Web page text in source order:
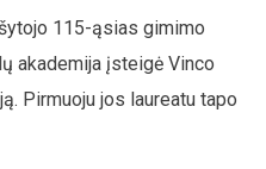
115-ąsias gimimo
akademija įsteigė Vinco
Pirmuoju jos laureatu tapo